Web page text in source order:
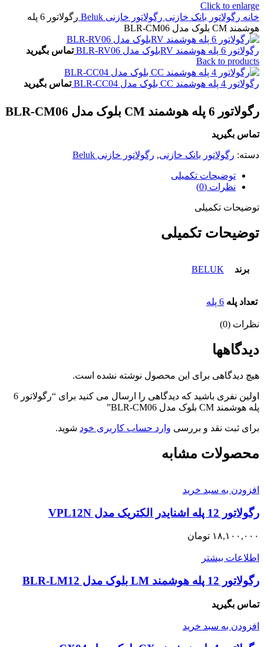
Click to enlarge
خانه رگولاتور بانک خازنی رگولاتور خازنی Beluk
رگولاتور 6 پله
هوشمند CM بلوک مدل BLR-CM06
رگولاتور 6 پله هوشمند RVبلوک مدل BLR-RV06
تماس بگیرید
Back to products
رگولاتور 4 پله هوشمند CC بلوک مدل BLR-CC04 تماس بگیرید
رگولاتور 6 پله هوشمند CM بلوک مدل BLR-CM06
تماس بگیرید
دسته: رگولاتور بانک خازنی, رگولاتور خازنی Beluk
توضیحات تکمیلی
نظرات (0)
توضیحات تکمیلی
توضیحات تکمیلی
برند BELUK
تعداد پله 6 پله
نظرات (0)
دیدگاهها
هیچ دیدگاهی برای این محصول نوشته نشده است.
اولین نفری باشید که دیدگاهی را ارسال می کنید برای “رگولاتور 6
پله هوشمند CM بلوک مدل BLR-CM06”
برای ثبت نقد و بررسی وارد حساب کاربری خود شوید.
محصولات مشابه
افزودن به سبد خرید
رگولاتور 12 پله اشنایدر الکتریک مدل VPL12N
۱۸,۱۰۰,۰۰۰ تومان
اطلاعات بیشتر
رگولاتور 12 پله هوشمند LM بلوک مدل BLR-LM12
تماس بگیرید
افزودن به سبد خرید